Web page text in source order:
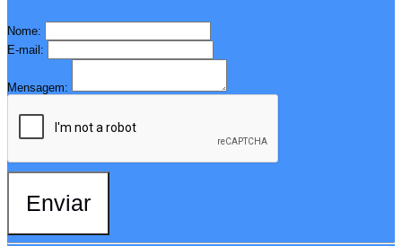
Nome:
E-mail:
Mensagem:
Enviar